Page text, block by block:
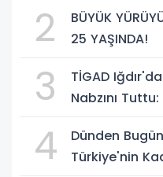
2
BÜYÜK
25 YAŞINDA!
3
TİGAD
Nabzını
4
Dünden
Türkiye'nin